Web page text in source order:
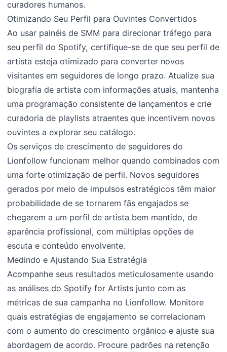
curadores humanos.
Otimizando Seu Perfil para Ouvintes Convertidos
Ao usar painéis de SMM para direcionar tráfego para
seu perfil do Spotify, certifique-se de que seu perfil de
artista esteja otimizado para converter novos
visitantes em seguidores de longo prazo. Atualize sua
biografia de artista com informações atuais, mantenha
uma programação consistente de lançamentos e crie
curadoria de playlists atraentes que incentivem novos
ouvintes a explorar seu catálogo.
Os serviços de crescimento de seguidores do
Lionfollow funcionam melhor quando combinados com
uma forte otimização de perfil. Novos seguidores
gerados por meio de impulsos estratégicos têm maior
probabilidade de se tornarem fãs engajados se
chegarem a um perfil de artista bem mantido, de
aparência profissional, com múltiplas opções de
escuta e conteúdo envolvente.
Medindo e Ajustando Sua Estratégia
Acompanhe seus resultados meticulosamente usando
as análises do Spotify for Artists junto com as
métricas de sua campanha no Lionfollow. Monitore
quais estratégias de engajamento se correlacionam
com o aumento do crescimento orgânico e ajuste sua
abordagem de acordo. Procure padrões na retenção